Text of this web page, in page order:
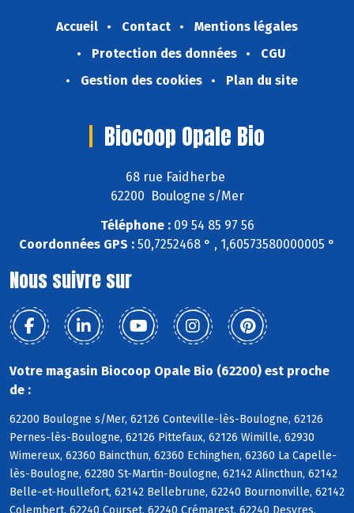
Accueil Contact
Mentions légales
Protection des données
CGU
Gestion des cookies
Plan du site
Biocoop Opale Bio
68 rue Faidherbe
62200 Boulogne s/Mer
Téléphone :09 54 85 97 56
Coordonnées GPS : 50,7252468 ° , 1,60573580000005 °
Nous suivre sur
Votre magasin Biocoop Opale Bio (62200) est proche
de :
62200 Boulogne s/Mer, 62126 Conteville-lès-Boulogne, 62126
Pernes-lès-Boulogne, 62126 Pittefaux, 62126 Wimille, 62930
Wimereux, 62360 Baincthun, 62360 Echinghen, 62360 La Capelle-
lès-Boulogne, 62280 St-Martin-Boulogne, 62142 Alincthun, 62142
Belle-et-Houllefort, 62142 Bellebrune, 62240 Bournonville, 62142
Colembert, 62240 Courset, 62240 Crémarest, 62240 Desvres,